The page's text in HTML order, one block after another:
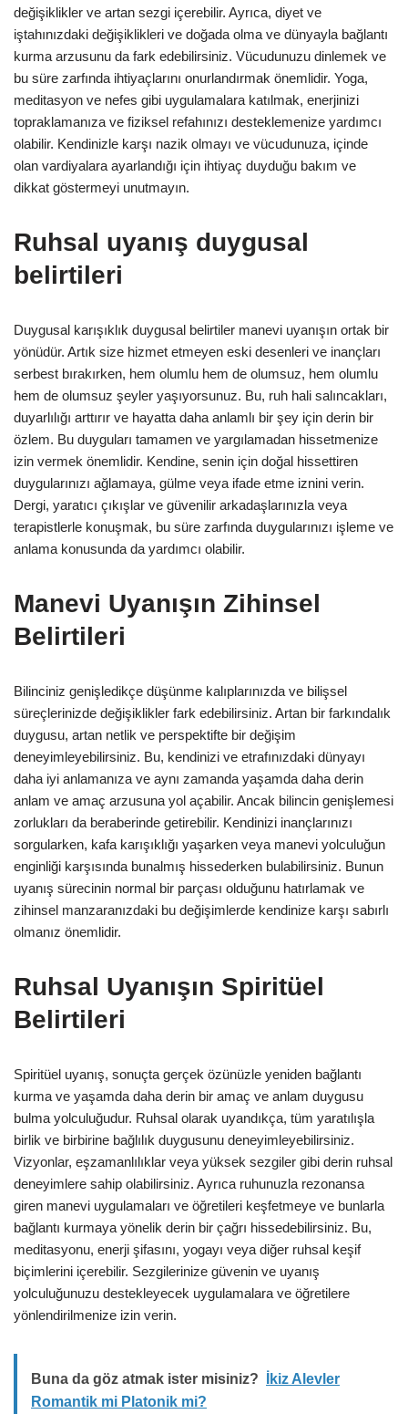
değişiklikler ve artan sezgi içerebilir. Ayrıca, diyet ve
iştahınızdaki değişiklikleri ve doğada olma ve dünyayla bağlantı
kurma arzusunu da fark edebilirsiniz. Vücudunuzu dinlemek ve
bu süre zarfında ihtiyaçlarını onurlandırmak önemlidir. Yoga,
meditasyon ve nefes gibi uygulamalara katılmak, enerjinizi
topraklamanıza ve fiziksel refahınızı desteklemenize yardımcı
olabilir. Kendinizle karşı nazik olmayı ve vücudunuza, içinde
olan vardiyalara ayarlandığı için ihtiyaç duyduğu bakım ve
dikkat göstermeyi unutmayın.
Ruhsal uyanış duygusal
belirtileri
Duygusal karışıklık duygusal belirtiler manevi uyanışın ortak bir
yönüdür. Artık size hizmet etmeyen eski desenleri ve inançları
serbest bırakırken, hem olumlu hem de olumsuz, hem olumlu
hem de olumsuz şeyler yaşıyorsunuz. Bu, ruh hali salıncakları,
duyarlılığı arttırır ve hayatta daha anlamlı bir şey için derin bir
özlem. Bu duyguları tamamen ve yargılamadan hissetmenize
izin vermek önemlidir. Kendine, senin için doğal hissettiren
duygularınızı ağlamaya, gülme veya ifade etme iznini verin.
Dergi, yaratıcı çıkışlar ve güvenilir arkadaşlarınızla veya
terapistlerle konuşmak, bu süre zarfında duygularınızı işleme ve
anlama konusunda da yardımcı olabilir.
Manevi Uyanışın Zihinsel
Belirtileri
Bilinciniz genişledikçe düşünme kalıplarınızda ve bilişsel
süreçlerinizde değişiklikler fark edebilirsiniz. Artan bir farkındalık
duygusu, artan netlik ve perspektifte bir değişim
deneyimleyebilirsiniz. Bu, kendinizi ve etrafınızdaki dünyayı
daha iyi anlamanıza ve aynı zamanda yaşamda daha derin
anlam ve amaç arzusuna yol açabilir. Ancak bilincin genişlemesi
zorlukları da beraberinde getirebilir. Kendinizi inançlarınızı
sorgularken, kafa karışıklığı yaşarken veya manevi yolculuğun
enginliği karşısında bunalmış hissederken bulabilirsiniz. Bunun
uyanış sürecinin normal bir parçası olduğunu hatırlamak ve
zihinsel manzaranızdaki bu değişimlerde kendinize karşı sabırlı
olmanız önemlidir.
Ruhsal Uyanışın Spiritüel
Belirtileri
Spiritüel uyanış, sonuçta gerçek özünüzle yeniden bağlantı
kurma ve yaşamda daha derin bir amaç ve anlam duygusu
bulma yolculuğudur. Ruhsal olarak uyandıkça, tüm yaratılışla
birlik ve birbirine bağlılık duygusunu deneyimleyebilirsiniz.
Vizyonlar, eşzamanlılıklar veya yüksek sezgiler gibi derin ruhsal
deneyimlere sahip olabilirsiniz. Ayrıca ruhunuzla rezonansa
giren manevi uygulamaları ve öğretileri keşfetmeye ve bunlarla
bağlantı kurmaya yönelik derin bir çağrı hissedebilirsiniz. Bu,
meditasyonu, enerji şifasını, yogayı veya diğer ruhsal keşif
biçimlerini içerebilir. Sezgilerinize güvenin ve uyanış
yolculuğunuzu destekleyecek uygulamalara ve öğretilere
yönlendirilmenize izin verin.
Buna da göz atmak ister misiniz?
İkiz Alevler
Romantik mi Platonik mi?